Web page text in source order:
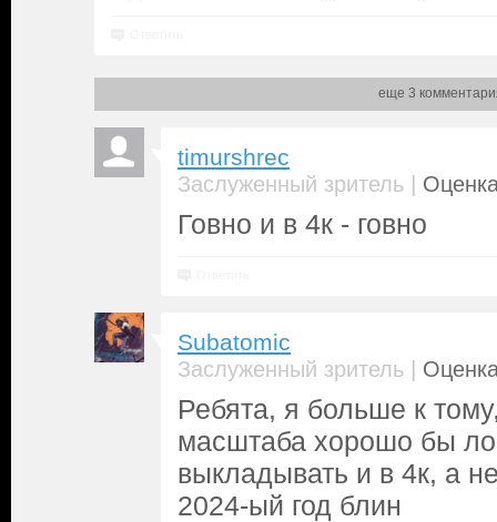
еще 3
timurshrec
Заслуженный зритель |
Говно и в 4к - говно
Subatomic
Заслуженный зритель |
Ребята, я больше к
масштаба хорошо бы
выкладывать и в 4к, а
2024-ый год блин